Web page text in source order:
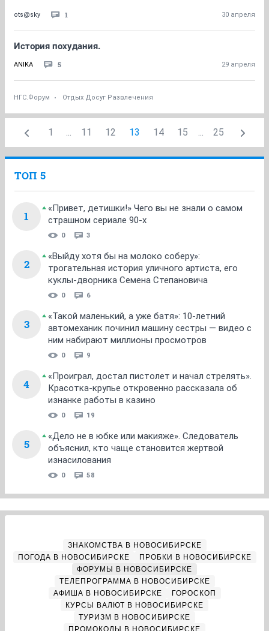
ots@sky 1 30 апреля
История похудания.
ANIKA 5 29 апреля
НГС.Форум Отдых Досуг Развлечения
1 ... 11 12 13 14 15 ... 25
ТОП 5
1
«Привет, детишки!» Чего вы не знали о самом
страшном сериале 90-х
0 3
2
«Выйду хотя бы на молоко соберу»:
трогательная история уличного артиста, его
куклы-дворника Семена Степановича
0 6
3
«Такой маленький, а уже батя»: 10-летний
автомеханик починил машину сестры — видео с
ним набирают миллионы просмотров
0 9
4
«Проиграл, достал пистолет и начал стрелять».
Красотка-крупье откровенно рассказала об
изнанке работы в казино
0 19
5
«Дело не в юбке или макияже». Следователь
объяснил, кто чаще становится жертвой
изнасилования
0 58
ЗНАКОМСТВА В НОВОСИБИРСКЕ
ПОГОДА В НОВОСИБИРСКЕ
ПРОБКИ В НОВОСИБИРСКЕ
ФОРУМЫ В НОВОСИБИРСКЕ
ТЕЛЕПРОГРАММА В НОВОСИБИРСКЕ
АФИША В НОВОСИБИРСКЕ
ГОРОСКОП
КУРСЫ ВАЛЮТ В НОВОСИБИРСКЕ
ТУРИЗМ В НОВОСИБИРСКЕ
ПРОМОКОДЫ В НОВОСИБИРСКЕ